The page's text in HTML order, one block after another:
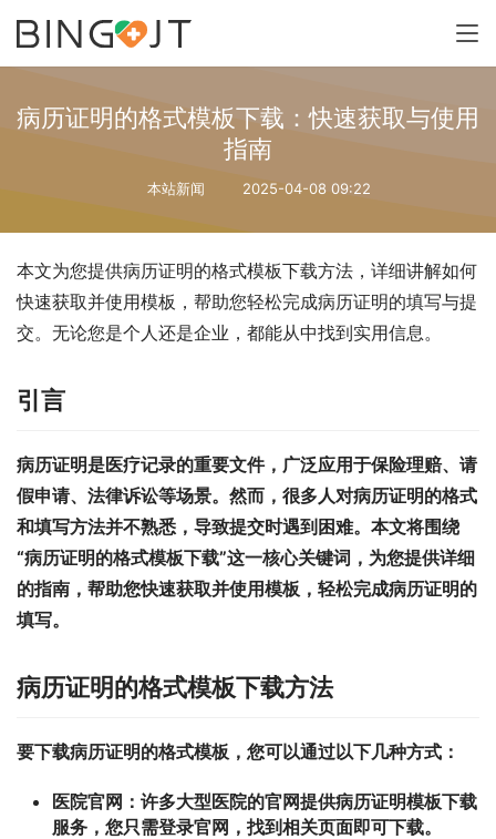
病历证明的格式模板下载：快速获取与使用
指南
本站新闻 2025-04-08 09:22
本文为您提供病历证明的格式模板下载方法，详细讲解如何
快速获取并使用模板，帮助您轻松完成病历证明的填写与提
交。无论您是个人还是企业，都能从中找到实用信息。
引言
病历证明是医疗记录的重要文件，广泛应用于保险理赔、请
假申请、法律诉讼等场景。然而，很多人对病历证明的格式
和填写方法并不熟悉，导致提交时遇到困难。本文将围绕
“病历证明的格式模板下载”这一核心关键词，为您提供详细
的指南，帮助您快速获取并使用模板，轻松完成病历证明的
填写。
病历证明的格式模板下载方法
要下载病历证明的格式模板，您可以通过以下几种方式：
医院官网： 许多大型医院的官网提供病历证明模板下载
服务，您只需登录官网，找到相关页面即可下载。